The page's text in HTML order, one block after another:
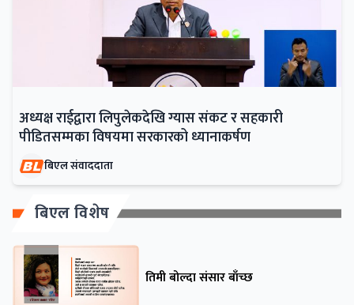
अध्यक्ष राईद्वारा लिपुलेकदेखि ग्यास संकट र सहकारी
पीडितसम्मका विषयमा सरकारको ध्यानाकर्षण
बिएल संवाददाता
बिएल विशेष
तिमी बोल्दा संसार बाँच्छ